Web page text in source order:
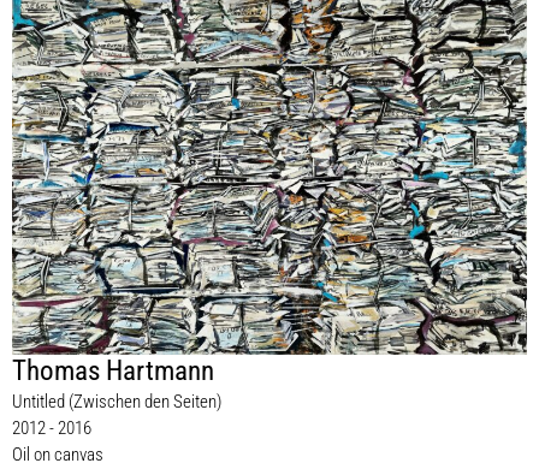
Thomas Hartmann
Untitled (Zwischen den Seiten)
2012 - 2016
Oil on canvas